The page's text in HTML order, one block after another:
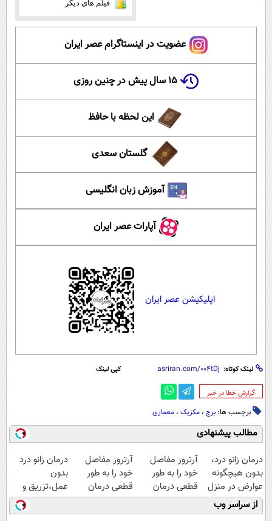
فیلم های دیگر
عضویت در اینستاگرام عصر ایران
۱۵ سال پیش در چنین روزی
این لحظه با حافظ
گلستان سعدی
آموزش زبان انگلیسی
آپارات عصر ایران
اپلیکیشن عصر ایران
لینک کوتاه: کپی لینک
‌گزارش خطا در خبر
برچسب ها: برج ، مکزیک ، معماری
مطالب پیشنهادی
درمان زانو درد،
بدون هیچگونه
عوارض در منزل
(◂پرسش‌نامه)
آرتروز مفاصل
خود را به طور
قطعی درمان
کنید!
◂پرسش‌نامه▸
آرتروز مفاصل
خود را به طور
قطعی درمان
کنید!
◗پرسش‌نامه◖
درمان زانو درد
بدون
عمل،تزریق و
دارو
(◂پرسش‌نامه)
از سراسر وب